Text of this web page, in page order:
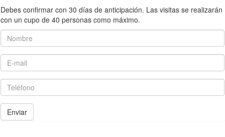
Debes confirmar con 30 días de anticipación. Las visitas se realizarán
con un cupo de 40 personas como máximo.
Nombre
E-mail
Teléfono
Enviar